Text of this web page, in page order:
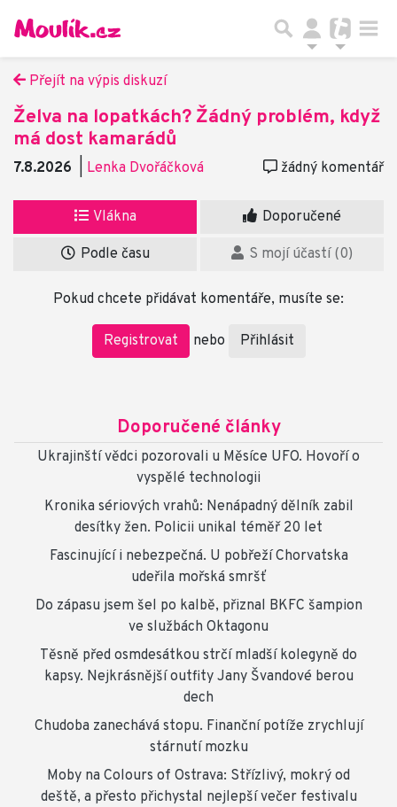
Přejít na výpis diskuzí
Želva na lopatkách? Žádný problém, když
má dost kamarádů
7.8.2026 Lenka Dvořáčková žádný komentář
Vlákna Doporučené
Podle času S mojí účastí (0)
Pokud chcete přidávat komentáře, musíte se:
Registrovat nebo Přihlásit
Doporučené články
Ukrajinští vědci pozorovali u Měsíce UFO. Hovoří o
vyspělé technologii
Kronika sériových vrahů: Nenápadný dělník zabil
desítky žen. Policii unikal téměř 20 let
Fascinující i nebezpečná. U pobřeží Chorvatska
udeřila mořská smršť
Do zápasu jsem šel po kalbě, přiznal BKFC šampion
ve službách Oktagonu
Těsně před osmdesátkou strčí mladší kolegyně do
kapsy. Nejkrásnější outfity Jany Švandové berou
dech
Chudoba zanechává stopu. Finanční potíže zrychlují
stárnutí mozku
Moby na Colours of Ostrava: Střízlivý, mokrý od
deště, a přesto přichystal nejlepší večer festivalu